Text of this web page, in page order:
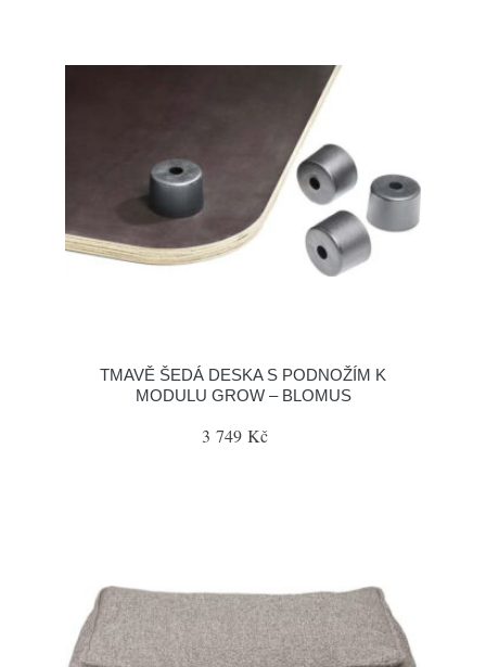
TMAVĚ ŠEDÁ DESKA S PODNOŽÍM K
MODULU GROW – BLOMUS
3 749 Kč